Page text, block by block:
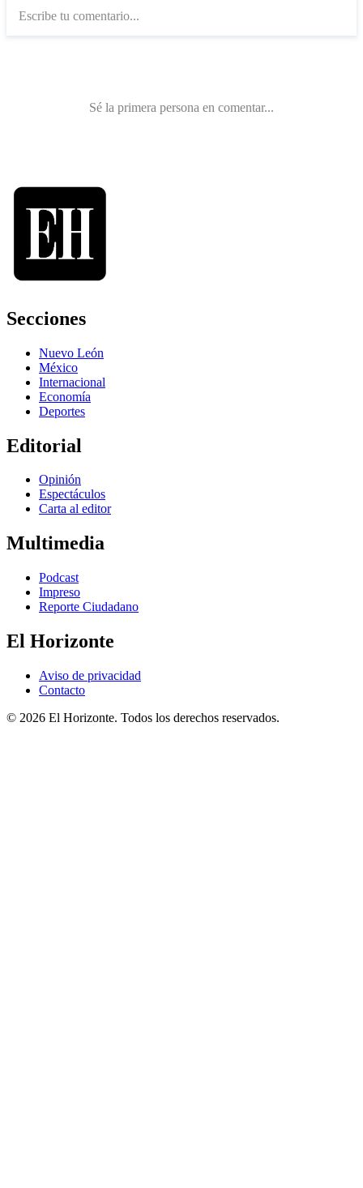
Secciones
Nuevo León
México
Internacional
Economía
Deportes
Editorial
Opinión
Espectáculos
Carta al editor
Multimedia
Podcast
Impreso
Reporte Ciudadano
El Horizonte
Aviso de privacidad
Contacto
© 2026 El Horizonte. Todos los derechos reservados.